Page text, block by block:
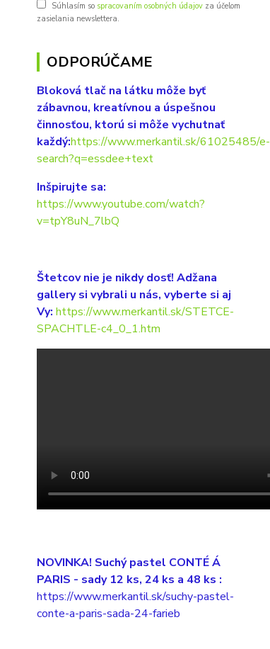
Súhlasím so spracovaním osobných údajov za účelom
zasielania newslettera.
ODPORÚČAME
Bloková tlač na látku môže byť
zábavnou, kreatívnou a úspešnou
činnosťou, ktorú si môže vychutnať
každý:https://www.merkantil.sk/61025485/e-
search?q=essdee+text
Inšpirujte sa:
https://www.youtube.com/watch?
v=tpY8uN_7lbQ
Štetcov nie je nikdy dosť! Adžana
gallery si vybrali u nás, vyberte si aj
Vy: https://www.merkantil.sk/STETCE-
SPACHTLE-c4_0_1.htm
NOVINKA! Suchý pastel CONTÉ Á
PARIS - sady 12 ks, 24 ks a 48 ks :
https://www.merkantil.sk/suchy-pastel-
conte-a-paris-sada-24-farieb